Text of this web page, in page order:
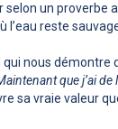
selon un proverbe
l’eau reste
qui nous
que j’ai de
sa vraie valeur